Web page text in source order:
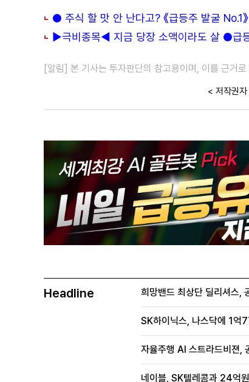
● 주식 할 맛 안 난다고? 《급등주 발굴 No.1
▶극비종목◀ 지금 당장 소액이라도 살 ●급
[알림] 본 기사는 투자판단의 참고용이며, 이를 근거
< 저작권
Headline 희망밴드 최상단 딜리셔스
SK하이닉스, 나스닥에 1
자율주행 AI 스트라드비젼,
네이블, SK텔레콤과 24억